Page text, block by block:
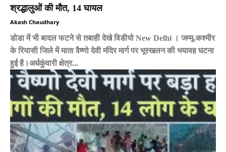
श्रद्धालुओं की मौत, 14 घायल
Akash Chaudhary
डोडा में भी बादल फटने से तबाही देखे विडीयो New Delhi । जम्मू-कश्मीर
के रियासी जिले में माता वैष्णो देवी मंदिर मार्ग पर भूस्खलन की भयावह घटना
हुई है।अर्धकुंवारी क्षेत्र...